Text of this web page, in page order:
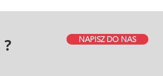
NAPISZ DO NAS